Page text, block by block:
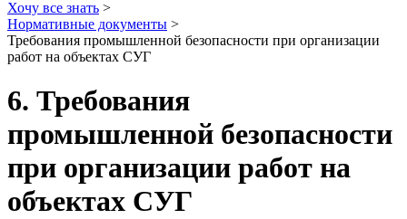
Хочу все знать >
Нормативные документы >
Требования промышленной безопасности при организации
работ на объектах СУГ
6. Требования
промышленной безопасности
при организации работ на
объектах СУГ